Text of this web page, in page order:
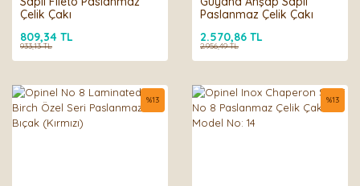
Çelik Çakı
809,34 TL
933,13 TL
Paslanmaz Çelik Çakı
2.570,86 TL
2.956,49 TL
%13 %13